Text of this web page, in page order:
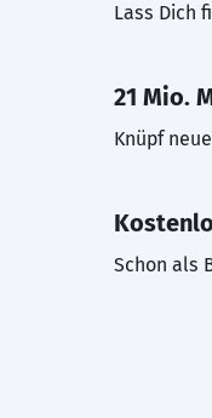
Lass Dich
21 Mio.
Knüpf
Schon als